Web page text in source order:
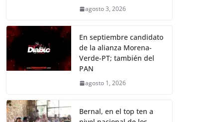
agosto 3, 2026
En septiembre candidato
de la alianza Morena-
Verde-PT; también del
PAN
agosto 1, 2026
Bernal, en el top ten a